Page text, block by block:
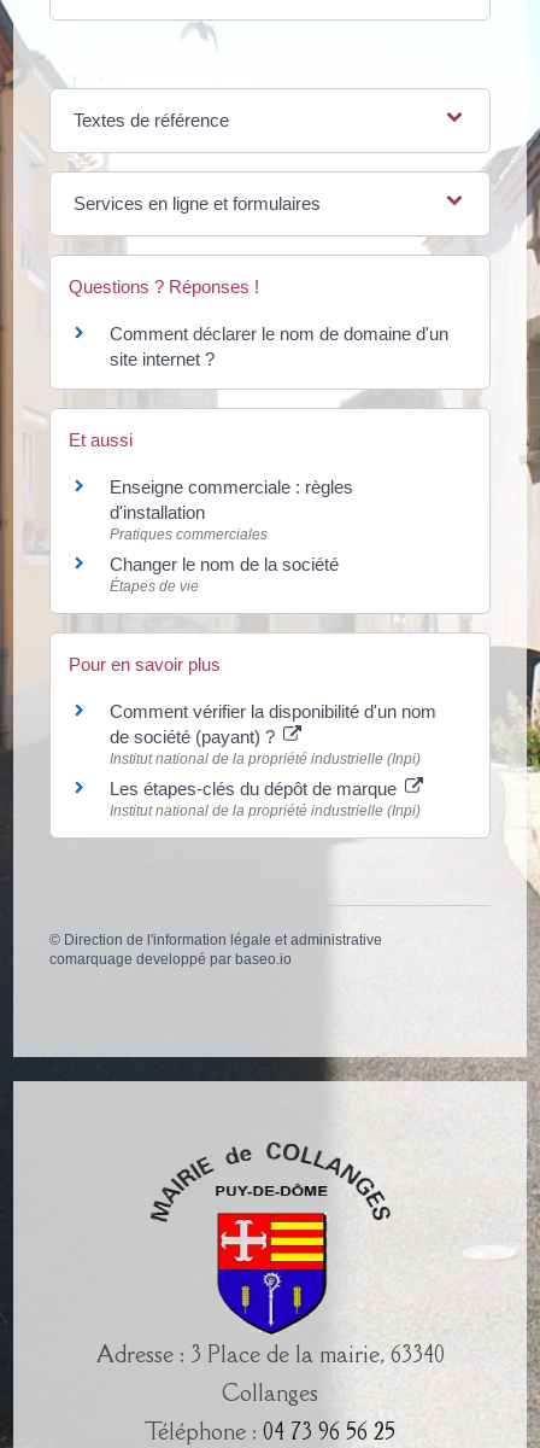
Textes de référence
Services en ligne et formulaires
Questions ? Réponses !
Comment déclarer le nom de domaine d'un
site internet ?
Et aussi
Enseigne commerciale : règles
d'installation
Pratiques commerciales
Changer le nom de la société
Étapes de vie
Pour en savoir plus
Comment vérifier la disponibilité d'un nom
de société (payant) ?
Institut national de la propriété industrielle (Inpi)
Les étapes-clés du dépôt de marque
Institut national de la propriété industrielle (Inpi)
© Direction de l'information légale et administrative
comarquage developpé par baseo.io
Adresse : 3 Place de la mairie, 63340
Collanges
Téléphone : 04 73 96 56 25